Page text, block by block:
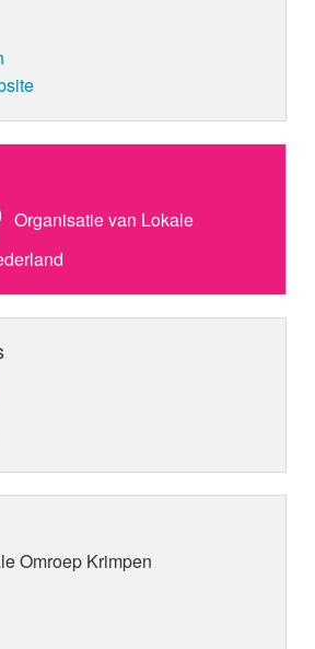
Organisatie van Lokale
Omroep Krimpen